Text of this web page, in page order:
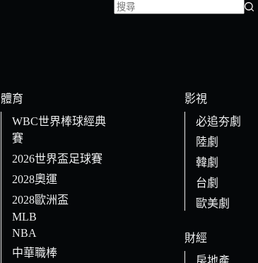
體育
WBC世界棒球經典
賽
2026世界盃足球賽
2028奧運
2028歐洲盃
MLB
NBA
中華職棒
影視
必追夯劇
陸劇
韓劇
台劇
歐美劇
財經